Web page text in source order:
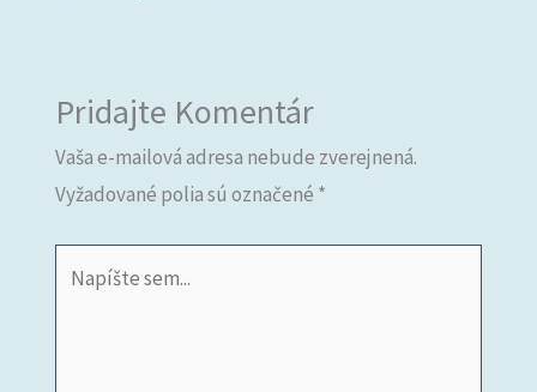
Pridajte Komentár
Vaša e-mailová adresa nebude zverejnená.
Vyžadované polia sú označené *
sem...